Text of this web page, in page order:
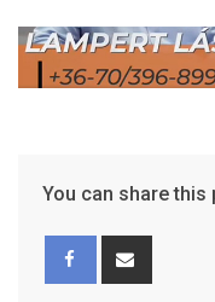
You can share this